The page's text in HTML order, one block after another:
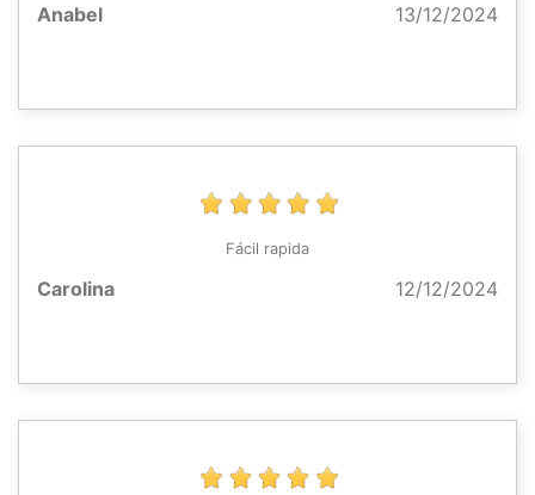
Anabel 13/12/2024
Fácil rapida
Carolina 12/12/2024